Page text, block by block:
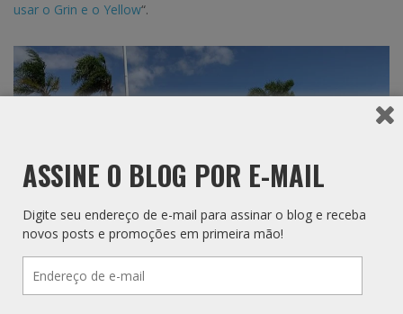
usar o Grin e o Yellow“.
ASSINE O BLOG POR E-MAIL
Digite seu endereço de e-mail para assinar o blog e receba
novos posts e promoções em primeira mão!
de